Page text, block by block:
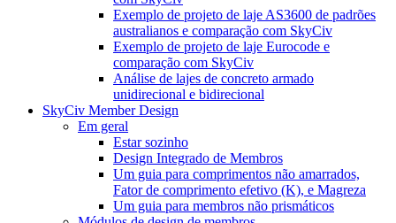
Exemplo de projeto de laje AS3600 de padrões
australianos e comparação com SkyCiv
Exemplo de projeto de laje Eurocode e
comparação com SkyCiv
Análise de lajes de concreto armado
unidirecional e bidirecional
SkyCiv Member Design
Em geral
Estar sozinho
Design Integrado de Membros
Um guia para comprimentos não amarrados,
Fator de comprimento efetivo (K), e Magreza
Um guia para membros não prismáticos